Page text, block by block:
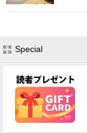
Special